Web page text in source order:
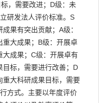
，需要改进；D级：未
研发法人评价标准。S
果有突出贡献；A级：
大成果；B级：开展卓
大成果；C级：开展卓有
目标，需要进行改善；D
重大科研成果目标，需要
方式。主要以年度评价